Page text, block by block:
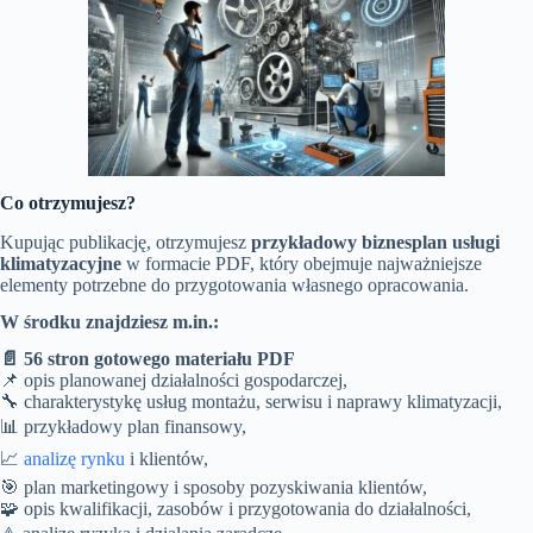
Co otrzymujesz?
Kupując publikację, otrzymujesz przykładowy biznesplan usługi
klimatyzacyjne w formacie PDF, który obejmuje najważniejsze
elementy potrzebne do przygotowania własnego opracowania.
W środku znajdziesz m.in.:
📄 56 stron gotowego materiału PDF
📌 opis planowanej działalności gospodarczej,
🔧 charakterystykę usług montażu, serwisu i naprawy klimatyzacji,
📊 przykładowy plan finansowy,
📈 analizę rynku i klientów,
🎯 plan marketingowy i sposoby pozyskiwania klientów,
🧩 opis kwalifikacji, zasobów i przygotowania do działalności,